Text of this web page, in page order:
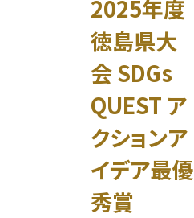
2025年度
徳島県大
会 SDGs
QUEST ア
クションア
イデア最優
秀賞